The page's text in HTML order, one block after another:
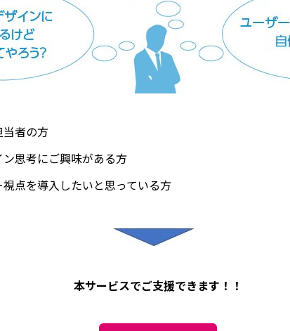
者の方
思考にご興味がある方
点を導入したいと思っている方
本サービスでご支援できます！！